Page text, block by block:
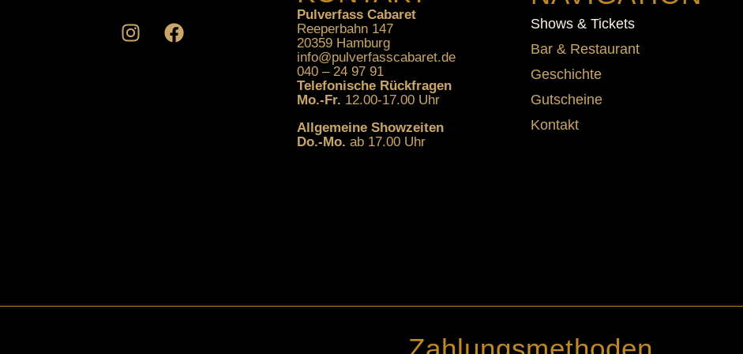
Pulverfass Cabaret
Reeperbahn 147
20359 Hamburg
info@pulverfasscabaret.de
040 – 24 97 91
Telefonische Rückfragen
Mo.-Fr. 12.00-17.00 Uhr
Allgemeine Showzeiten
Do.-Mo. ab 17.00 Uhr
Shows & Tickets
Bar & Restaurant
Geschichte
Gutscheine
Kontakt